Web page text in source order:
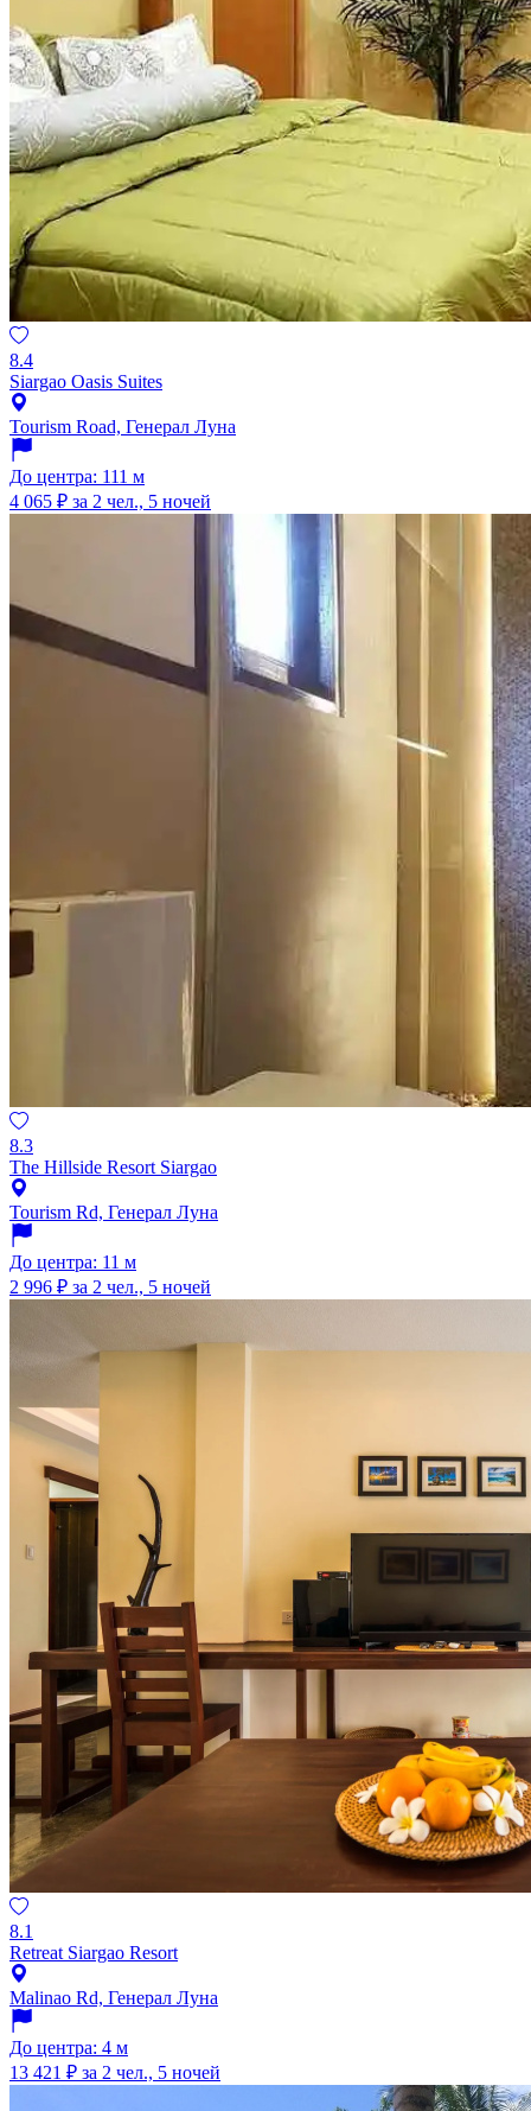
8.4
Siargao Oasis Suites
Tourism Road, Генерал Луна
До центра: 111 м
4 065 ₽ за 2 чел., 5 ночей
8.3
The Hillside Resort Siargao
Tourism Rd, Генерал Луна
До центра: 11 м
2 996 ₽ за 2 чел., 5 ночей
8.1
Retreat Siargao Resort
Malinao Rd, Генерал Луна
До центра: 4 м
13 421 ₽ за 2 чел., 5 ночей